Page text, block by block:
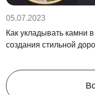
05.07.2023
Как укладывать камни
создания стильной